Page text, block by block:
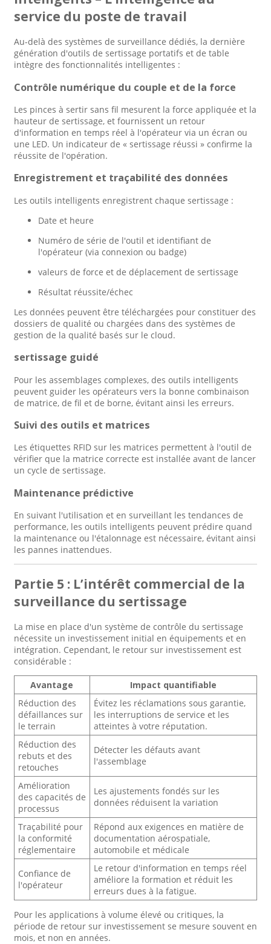
service du poste de travail
Au-delà des systèmes de surveillance dédiés, la dernière
génération d'outils de sertissage portatifs et de table
intègre des fonctionnalités intelligentes :
Contrôle numérique du couple et de la force
Les pinces à sertir sans fil mesurent la force appliquée et la
hauteur de sertissage, et fournissent un retour
d'information en temps réel à l'opérateur via un écran ou
une LED. Un indicateur de « sertissage réussi » confirme la
réussite de l'opération.
Enregistrement et traçabilité des données
Les outils intelligents enregistrent chaque sertissage :
Date et heure
Numéro de série de l'outil et identifiant de
l'opérateur (via connexion ou badge)
valeurs de force et de déplacement de sertissage
Résultat réussite/échec
Les données peuvent être téléchargées pour constituer des
dossiers de qualité ou chargées dans des systèmes de
gestion de la qualité basés sur le cloud.
sertissage guidé
Pour les assemblages complexes, des outils intelligents
peuvent guider les opérateurs vers la bonne combinaison
de matrice, de fil et de borne, évitant ainsi les erreurs.
Suivi des outils et matrices
Les étiquettes RFID sur les matrices permettent à l'outil de
vérifier que la matrice correcte est installée avant de lancer
un cycle de sertissage.
Maintenance prédictive
En suivant l'utilisation et en surveillant les tendances de
performance, les outils intelligents peuvent prédire quand
la maintenance ou l'étalonnage est nécessaire, évitant ainsi
les pannes inattendues.
Partie 5 : L’intérêt commercial de la
surveillance du sertissage
La mise en place d'un système de contrôle du sertissage
nécessite un investissement initial en équipements et en
intégration. Cependant, le retour sur investissement est
considérable :
Avantage
Impact quantifiable
Réduction des
défaillances sur
le terrain
Évitez les réclamations sous garantie,
les interruptions de service et les
atteintes à votre réputation.
Réduction des
rebuts et des
retouches
Détecter les défauts avant
l'assemblage
Amélioration
des capacités de
processus
Les ajustements fondés sur les
données réduisent la variation
Traçabilité pour
la conformité
réglementaire
Répond aux exigences en matière de
documentation aérospatiale,
automobile et médicale
Confiance de
l'opérateur
Le retour d'information en temps réel
améliore la formation et réduit les
erreurs dues à la fatigue.
Pour les applications à volume élevé ou critiques, la
période de retour sur investissement se mesure souvent en
mois, et non en années.